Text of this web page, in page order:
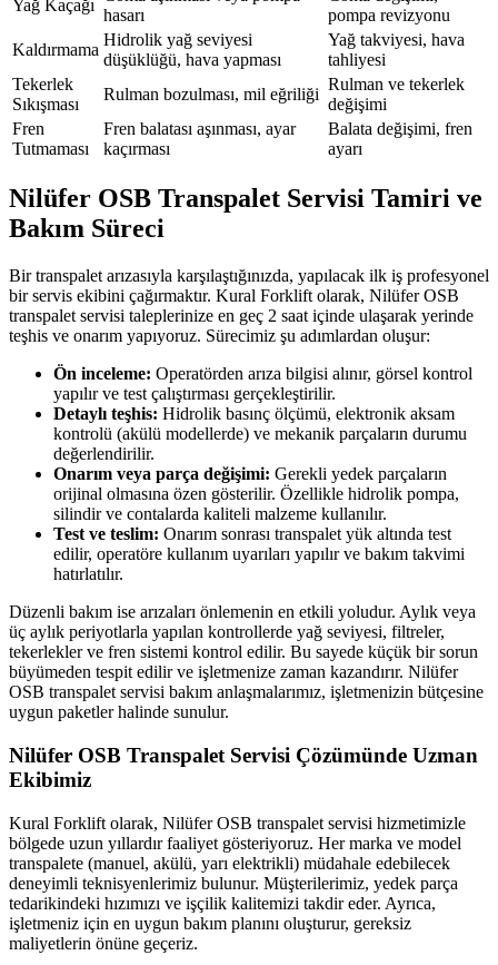
Yağ Kaçağı
hasarı
pompa revizyonu
Kaldırmama
Hidrolik yağ seviyesi
düşüklüğü, hava yapması
Yağ takviyesi, hava
tahliyesi
Tekerlek
Sıkışması
Rulman bozulması, mil eğriliği
Rulman ve tekerlek
değişimi
Fren
Tutmaması
Fren balatası aşınması, ayar
kaçırması
Balata değişimi, fren
ayarı
Nilüfer OSB Transpalet Servisi Tamiri ve
Bakım Süreci
Bir transpalet arızasıyla karşılaştığınızda, yapılacak ilk iş profesyonel
bir servis ekibini çağırmaktır. Kural Forklift olarak, Nilüfer OSB
transpalet servisi taleplerinize en geç 2 saat içinde ulaşarak yerinde
teşhis ve onarım yapıyoruz. Sürecimiz şu adımlardan oluşur:
Ön inceleme: Operatörden arıza bilgisi alınır, görsel kontrol
yapılır ve test çalıştırması gerçekleştirilir.
Detaylı teşhis: Hidrolik basınç ölçümü, elektronik aksam
kontrolü (akülü modellerde) ve mekanik parçaların durumu
değerlendirilir.
Onarım veya parça değişimi: Gerekli yedek parçaların
orijinal olmasına özen gösterilir. Özellikle hidrolik pompa,
silindir ve contalarda kaliteli malzeme kullanılır.
Test ve teslim: Onarım sonrası transpalet yük altında test
edilir, operatöre kullanım uyarıları yapılır ve bakım takvimi
hatırlatılır.
Düzenli bakım ise arızaları önlemenin en etkili yoludur. Aylık veya
üç aylık periyotlarla yapılan kontrollerde yağ seviyesi, filtreler,
tekerlekler ve fren sistemi kontrol edilir. Bu sayede küçük bir sorun
büyümeden tespit edilir ve işletmenize zaman kazandırır. Nilüfer
OSB transpalet servisi bakım anlaşmalarımız, işletmenizin bütçesine
uygun paketler halinde sunulur.
Nilüfer OSB Transpalet Servisi Çözümünde Uzman
Ekibimiz
Kural Forklift olarak, Nilüfer OSB transpalet servisi hizmetimizle
bölgede uzun yıllardır faaliyet gösteriyoruz. Her marka ve model
transpalete (manuel, akülü, yarı elektrikli) müdahale edebilecek
deneyimli teknisyenlerimiz bulunur. Müşterilerimiz, yedek parça
tedarikindeki hızımızı ve işçilik kalitemizi takdir eder. Ayrıca,
işletmeniz için en uygun bakım planını oluşturur, gereksiz
maliyetlerin önüne geçeriz.